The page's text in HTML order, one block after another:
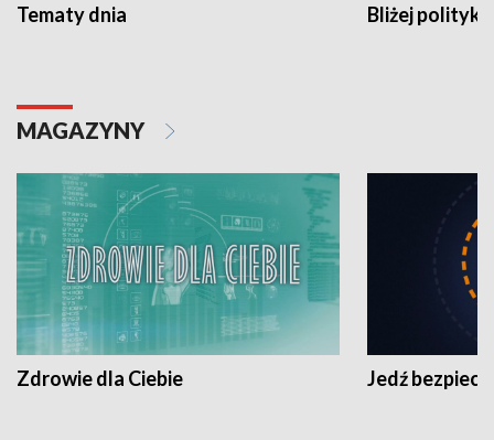
Tematy dnia Bliżej polityki
MAGAZYNY
Zdrowie dla Ciebie Jedź